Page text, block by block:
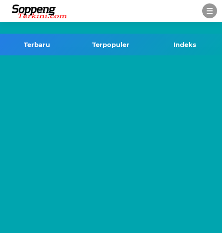
Terbaru Terpopuler Indeks